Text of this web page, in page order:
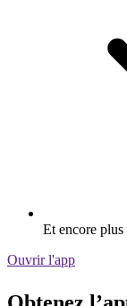
Et encore
Ouvrir l'app